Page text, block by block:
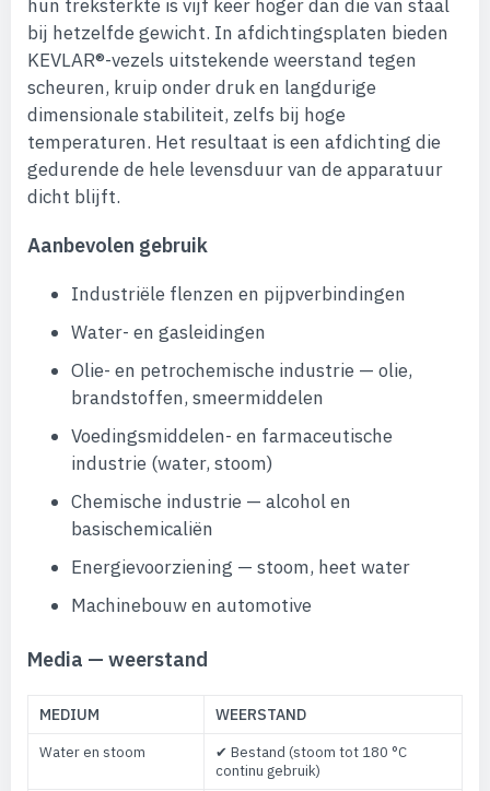
hun treksterkte is vijf keer hoger dan die van staal
bij hetzelfde gewicht. In afdichtingsplaten bieden
KEVLAR®-vezels uitstekende weerstand tegen
scheuren, kruip onder druk en langdurige
dimensionale stabiliteit, zelfs bij hoge
temperaturen. Het resultaat is een afdichting die
gedurende de hele levensduur van de apparatuur
dicht blijft.
Aanbevolen gebruik
Industriële flenzen en pijpverbindingen
Water- en gasleidingen
Olie- en petrochemische industrie — olie,
brandstoffen, smeermiddelen
Voedingsmiddelen- en farmaceutische
industrie (water, stoom)
Chemische industrie — alcohol en
basischemicaliën
Energievoorziening — stoom, heet water
Machinebouw en automotive
Media — weerstand
MEDIUM WEERSTAND
Water en stoom
✔ Bestand (stoom tot 180 °C
continu gebruik)